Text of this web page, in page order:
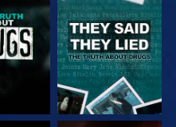
KIJK